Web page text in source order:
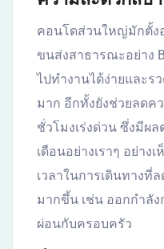
คอนโดส่วนใหญ่มักตั้ง
ขนส่งสาธารณะอย่าง
ไปทำงานได้ง่ายและร
มาก อีกทั้งยังช่วยลดค
ชั่วโมงเร่งด่วน ซึ่งมีผ
เดือนอย่างเราๆ อย่าง
เวลาในการเดินทางที่
มากขึ้น เช่น ออกกำลั
ผ่อนกับครอบครัว